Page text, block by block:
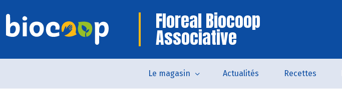
Floreal Biocoop
Associative
Le magasin Actualités Recettes